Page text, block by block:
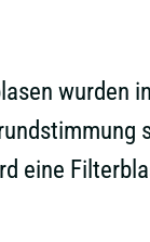
wurden
eine